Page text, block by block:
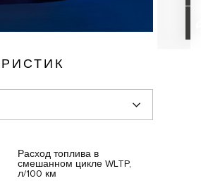
Расход топлива в
смешанном цикле WLTP,
л/100 км